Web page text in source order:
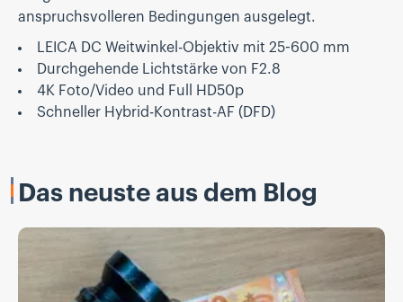
anspruchsvolleren Bedingungen ausgelegt.
LEICA DC Weitwinkel-Objektiv mit 25-600 mm
Durchgehende Lichtstärke von F2.8
4K Foto/Video und Full HD50p
Schneller Hybrid-Kontrast-AF (DFD)
Das neuste aus dem Blog